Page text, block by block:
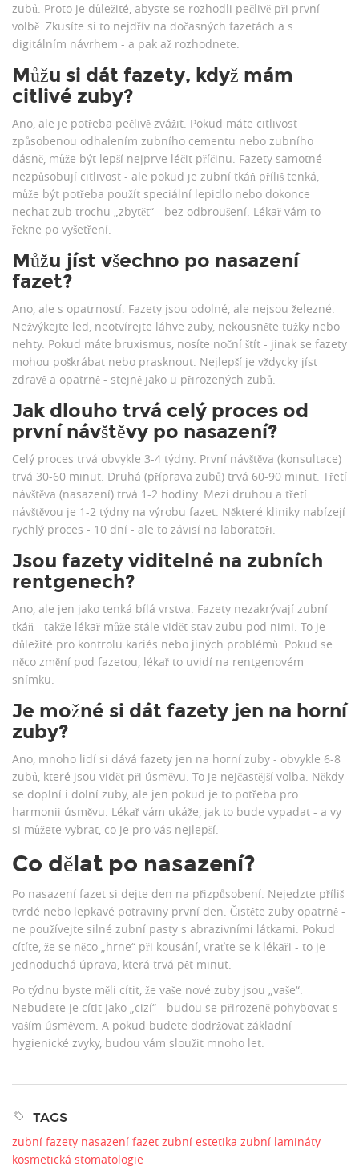
zubů. Proto je důležité, abyste se rozhodli pečlivě při první
volbě. Zkusíte si to nejdřív na dočasných fazetách a s
digitálním návrhem - a pak až rozhodnete.
Můžu si dát fazety, když mám
citlivé zuby?
Ano, ale je potřeba pečlivě zvážit. Pokud máte citlivost
způsobenou odhalením zubního cementu nebo zubního
dásně, může být lepší nejprve léčit příčinu. Fazety samotné
nezpůsobují citlivost - ale pokud je zubní tkáň příliš tenká,
může být potřeba použít speciální lepidlo nebo dokonce
nechat zub trochu „zbytět“ - bez odbroušení. Lékař vám to
řekne po vyšetření.
Můžu jíst všechno po nasazení
fazet?
Ano, ale s opatrností. Fazety jsou odolné, ale nejsou železné.
Nežvýkejte led, neotvírejte láhve zuby, nekousněte tužky nebo
nehty. Pokud máte bruxismus, nosíte noční štít - jinak se fazety
mohou poškrábat nebo prasknout. Nejlepší je vždycky jíst
zdravě a opatrně - stejně jako u přirozených zubů.
Jak dlouho trvá celý proces od
první návštěvy po nasazení?
Celý proces trvá obvykle 3-4 týdny. První návštěva (konsultace)
trvá 30-60 minut. Druhá (příprava zubů) trvá 60-90 minut. Třetí
návštěva (nasazení) trvá 1-2 hodiny. Mezi druhou a třetí
návštěvou je 1-2 týdny na výrobu fazet. Některé kliniky nabízejí
rychlý proces - 10 dní - ale to závisí na laboratoři.
Jsou fazety viditelné na zubních
rentgenech?
Ano, ale jen jako tenká bílá vrstva. Fazety nezakrývají zubní
tkáň - takže lékař může stále vidět stav zubu pod nimi. To je
důležité pro kontrolu kariés nebo jiných problémů. Pokud se
něco změní pod fazetou, lékař to uvidí na rentgenovém
snímku.
Je možné si dát fazety jen na horní
zuby?
Ano, mnoho lidí si dává fazety jen na horní zuby - obvykle 6-8
zubů, které jsou vidět při úsměvu. To je nejčastější volba. Někdy
se doplní i dolní zuby, ale jen pokud je to potřeba pro
harmonii úsměvu. Lékař vám ukáže, jak to bude vypadat - a vy
si můžete vybrat, co je pro vás nejlepší.
Co dělat po nasazení?
Po nasazení fazet si dejte den na přizpůsobení. Nejedzte příliš
tvrdé nebo lepkavé potraviny první den. Čistěte zuby opatrně -
ne používejte silné zubní pasty s abrazivními látkami. Pokud
cítíte, že se něco „hrne“ při kousání, vraťte se k lékaři - to je
jednoduchá úprava, která trvá pět minut.
Po týdnu byste měli cítit, že vaše nové zuby jsou „vaše“.
Nebudete je cítit jako „cizí“ - budou se přirozeně pohybovat s
vaším úsměvem. A pokud budete dodržovat základní
hygienické zvyky, budou vám sloužit mnoho let.
TAGS
zubní fazety nasazení fazet zubní estetika zubní lamináty
kosmetická stomatologie